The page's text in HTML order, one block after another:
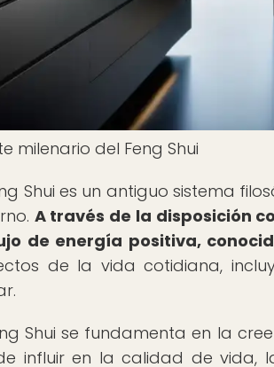
milenario del Feng Shui
Shui es un antiguo sistema
A través de la disposición
de energía positiva,
de la vida cotidiana,
Shui se fundamenta en la
influir en la calidad de vida,